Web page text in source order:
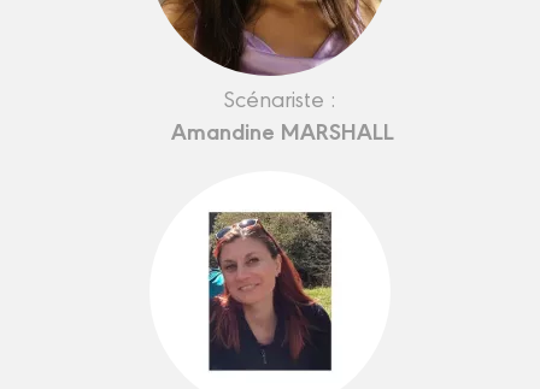
Scénariste :
Amandine MARSHALL